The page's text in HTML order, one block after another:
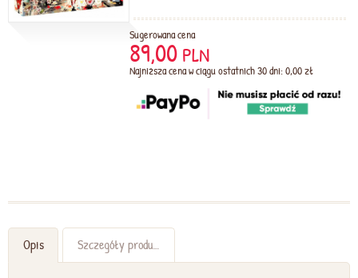
Sugerowana cena
89,00 PLN
Najniższa cena w ciągu ostatnich 30 dni: 0,00 zł
Opis Szczegóły produktu